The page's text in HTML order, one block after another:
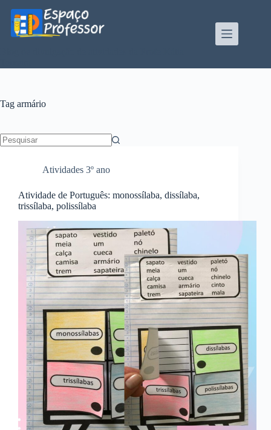
para
conteúdo
Tag armário
Atividades 3º ano
Atividade de Português: monossílaba, dissílaba,
trissílaba, polissílaba